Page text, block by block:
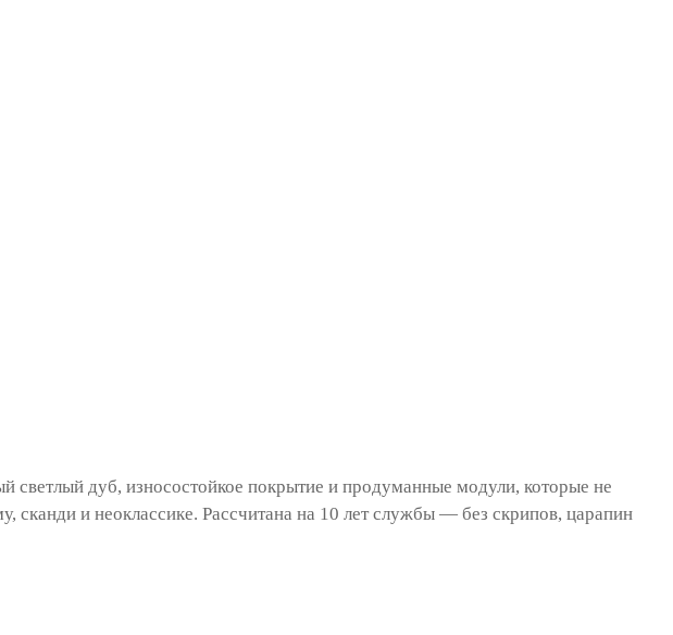
светлый дуб, износостойкое покрытие и продуманные модули, которые не
сканди и неоклассике. Рассчитана на 10 лет службы — без скрипов, царапин